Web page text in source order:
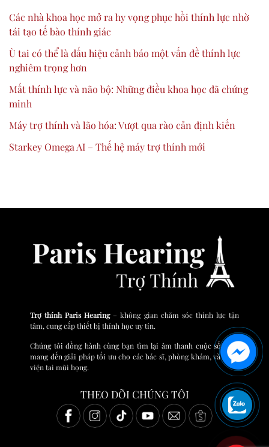
Các nhà khoa học mở ra hy vọng phục hồi thính lực nhờ
tái tạo tế bào thính giác
Ù tai có thể là dấu hiệu cảnh báo một vấn đề thính lực
nghiêm trọng hơn
Mất thính lực và não bộ: Những điều khoa học đã chứng
minh
Máy trợ thính và lão hóa: Vượt qua rào cản định kiến
Starkey Omega AI – Thế hệ máy trợ thính mới
Trợ thính Paris Hearing– không gian chăm sóc thính lực tận
tâm, cung cấp thiết bị thính học uy tín.
Chúng tôi đồng hành cùng bạn tìm lại âm thanh cuộc sống và
mang đến giải pháp tối ưu cho các bác sĩ, phòng khám, và bệnh
viện tai mũi họng.
THEO DÕI CHÚNG TÔI